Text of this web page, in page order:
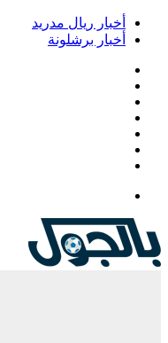
أخبار ريال مدريد
أخبار برشلونة